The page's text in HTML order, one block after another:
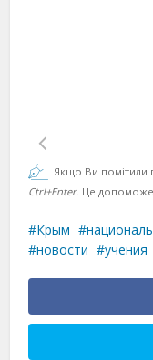
Якщо Ви помітили
Ctrl+Enter. Це
Крым
новости
учения